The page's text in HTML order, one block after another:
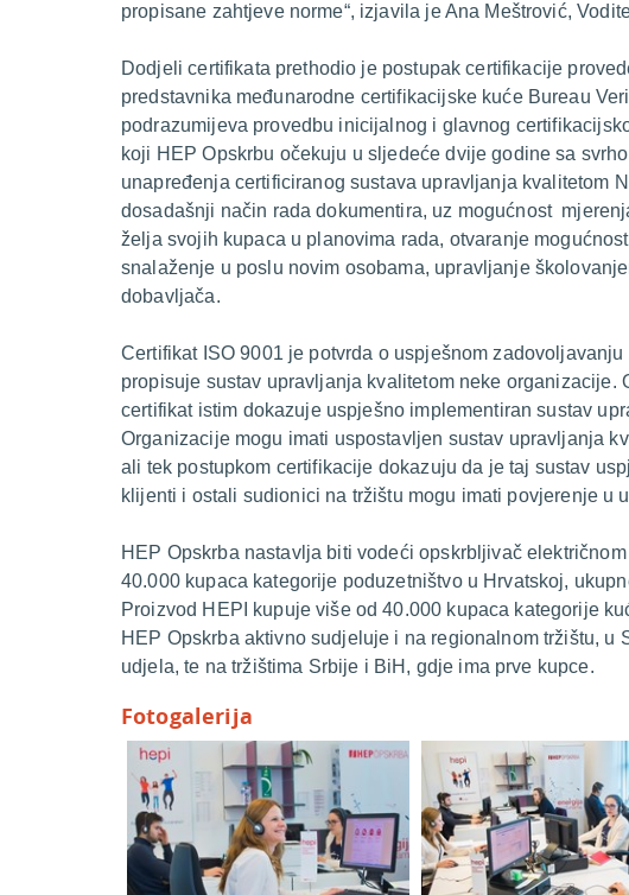
propisane zahtjeve norme“, izjavila je Ana Meštrović,
Dodjeli certifikata prethodio je postupak certifikacije
predstavnika međunarodne certifikacijske kuće Bureau
podrazumijeva provedbu inicijalnog i glavnog
koji HEP Opskrbu očekuju u sljedeće dvije godine sa
unapređenja certificiranog sustava upravljanja kvalitetom
dosadašnji način rada dokumentira, uz mogućnost
želja svojih kupaca u planovima rada, otvaranje
snalaženje u poslu novim osobama, upravljanje
dobavljača.
Certifikat ISO 9001 je potvrda o uspješnom
propisuje sustav upravljanja kvalitetom neke organizacije.
certifikat istim dokazuje uspješno implementiran sustav
Organizacije mogu imati uspostavljen sustav upravljanja
ali tek postupkom certifikacije dokazuju da je taj sustav
klijenti i ostali sudionici na tržištu mogu imati povjerenje u
HEP Opskrba nastavlja biti vodeći opskrbljivač
40.000 kupaca kategorije poduzetništvo u Hrvatskoj,
Proizvod HEPI kupuje više od 40.000 kupaca kategorije
HEP Opskrba aktivno sudjeluje i na regionalnom tržištu, u
udjela, te na tržištima Srbije i BiH, gdje ima prve kupce.​
Fotogalerija